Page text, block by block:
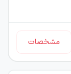
مشخصات